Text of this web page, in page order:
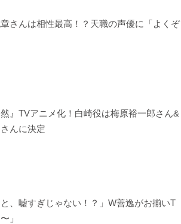
さんは相性最高！？天職の声優に「よくぞ
然』TVアニメ化！白崎役は梅原裕一郎さん&
んに決定
、嘘すぎじゃない！？」W善逸がお揃いT
」